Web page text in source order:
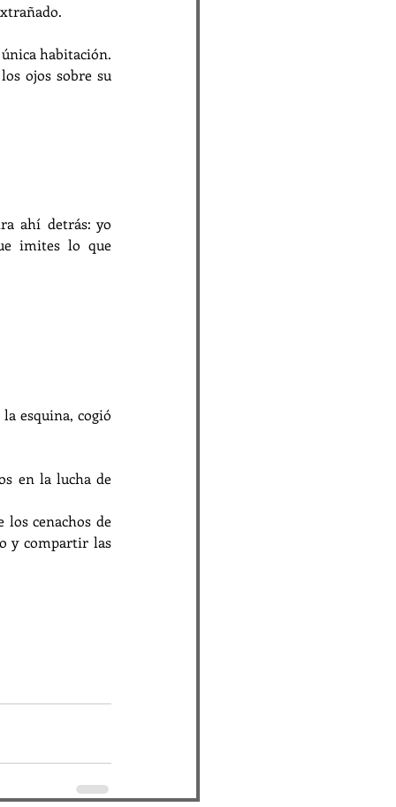
habitación.
ojos sobre su
ahí detrás: yo
imites lo que
esquina, cogió
en la lucha de
los cenachos de
y compartir las